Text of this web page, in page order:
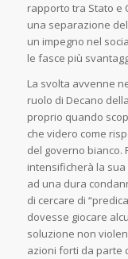
rapporto tra Stato e
una separazione
un impegno nel
le fasce più
La svolta avvenne
ruolo di Decano
proprio quando
che videro come
del governo bianco.
intensificherà la
ad una dura
di cercare di
dovesse giocare
soluzione non
azioni forti da parte